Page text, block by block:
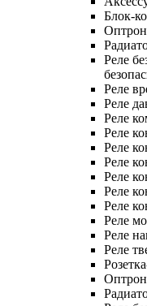
Блок-
Оптрон
Реле
Реле
Реле
Реле
Реле
Реле
Реле
Реле
Реле
Реле
Реле
Реле
Реле
Оптрон